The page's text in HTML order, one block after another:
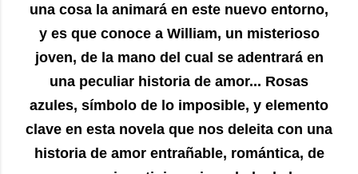
una cosa la animará en este nuevo entorno,
y es que conoce a William, un misterioso
joven, de la mano del cual se adentrará en
una peculiar historia de amor... Rosas
azules, símbolo de lo imposible, y elemento
clave en esta novela que nos deleita con una
historia de amor entrañable, romántica, de